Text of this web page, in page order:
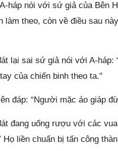
háp nói với sứ giả của Bên
làm theo, còn về điều sau
lại sai sứ giả nói với A-
của chiến binh theo ta."
đáp: “Người mặc áo giáp
đang uống rượu với các
Họ liền chuẩn bị tấn công